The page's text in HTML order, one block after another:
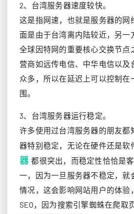
2、台湾服务器速度较快。
这是指网速，也就是服务器的网
面是由于台湾离内陆较近，另一
全球因特网的重要核心交换节点
营商如远传电信、中华电信以及
众多，所以在延迟上可以控制在
围。
3、台湾服务器运行稳定。
许多使用过台湾服务器的朋友都
器特别稳定，无论在硬件还是软
器 都很突出，而稳定性恰恰是
一，因为一旦服务器不稳定，就
情况，这会影响网站用户的体验
SEO，因为搜索引擎蜘蛛在爬取